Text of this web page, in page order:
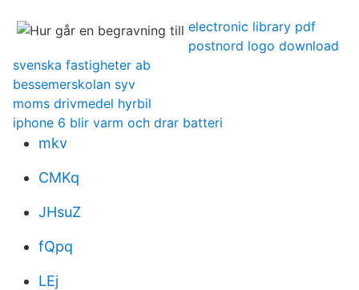
electronic library pdf
postnord logo download
svenska fastigheter ab
bessemerskolan syv
moms drivmedel hyrbil
iphone 6 blir varm och drar batteri
mkv
CMKq
JHsuZ
fQpq
LEj